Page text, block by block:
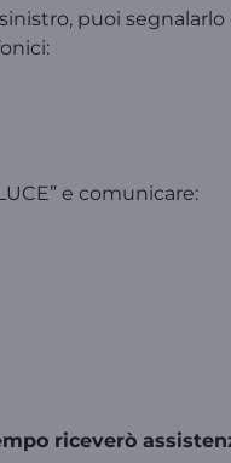
puoi
e comunicare:
riceverò